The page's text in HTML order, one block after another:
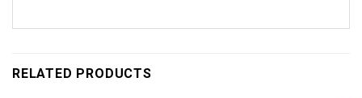
RELATED PRODUCTS